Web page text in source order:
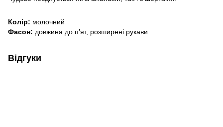
Колір: молочний
Фасон: довжина до п’ят, розширені рукави
Відгуки